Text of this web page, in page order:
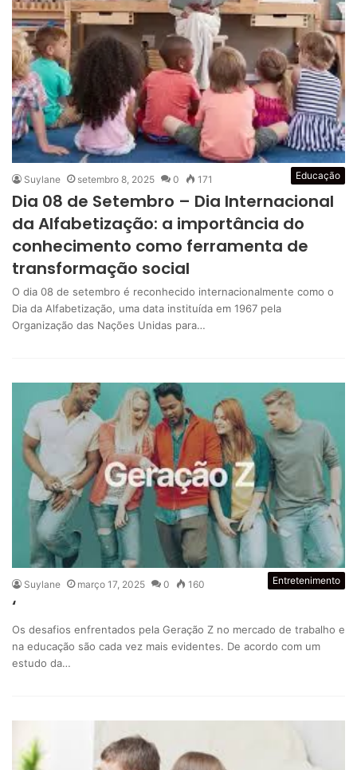
Educação
Suylane setembro 8, 2025 0 171
Dia 08 de Setembro – Dia Internacional
da Alfabetização: a importância do
conhecimento como ferramenta de
transformação social
O dia 08 de setembro é reconhecido internacionalmente como o
Dia da Alfabetização, uma data instituída em 1967 pela
Organização das Nações Unidas para…
Entretenimento
Suylane março 17, 2025 0 160
‘
Os desafios enfrentados pela Geração Z no mercado de trabalho e
na educação são cada vez mais evidentes. De acordo com um
estudo da…